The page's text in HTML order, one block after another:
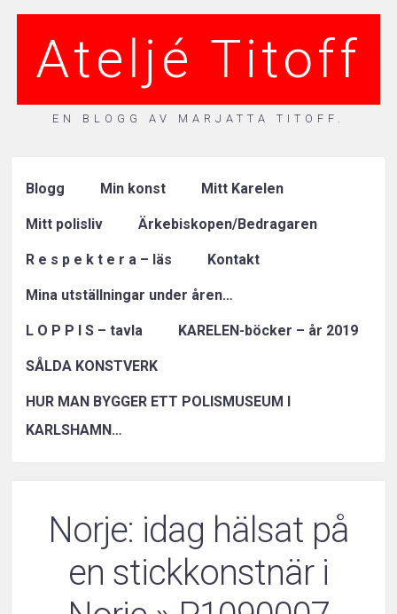
Ateljé Titoff
EN BLOGG AV MARJATTA TITOFF.
Blogg Min konst Mitt Karelen
Mitt polisliv Ärkebiskopen/Bedragaren
R e s p e k t e r a – läs Kontakt
Mina utställningar under åren…
L O P P I S – tavla KARELEN-böcker – år 2019
SÅLDA KONSTVERK
HUR MAN BYGGER ETT POLISMUSEUM I
KARLSHAMN…
Norje: idag hälsat på
en stickkonstnär i